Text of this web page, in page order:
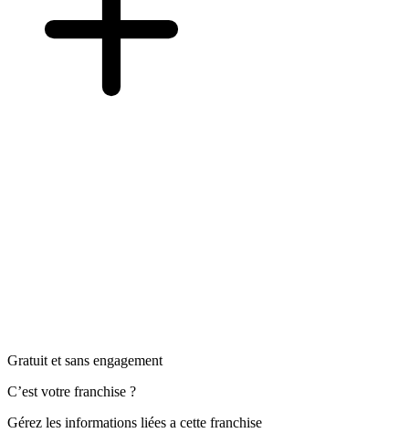
Gratuit et sans engagement
C’est votre franchise ?
Gérez les informations liées a cette franchise